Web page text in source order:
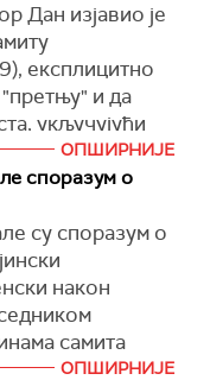
Дан изјавио је
експлицитно
и да
укључујући
и безбедносне
односа
и
оценио да се
рата" са
ОПШИРНИЈЕ
споразум о
су споразум о
након
самита
у главном
ОПШИРНИЈЕ